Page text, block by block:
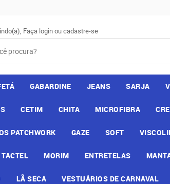
Faça loginoucadastre-se
GABARDINE JEANS SARJA
CETIM CHITA MICROFIBRA
PATCHWORK GAZE SOFT
TACTEL MORIM ENTRETELAS
LÃ SECA VESTUÁRIOS DE CARNAVAL